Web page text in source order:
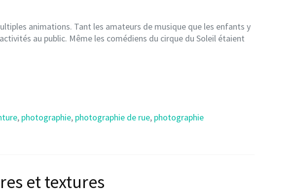
animations. Tant les amateurs de musique que les enfants y
au public. Même les comédiens du cirque du Soleil étaient
, photographie, photographie de rue, photographie
et textures